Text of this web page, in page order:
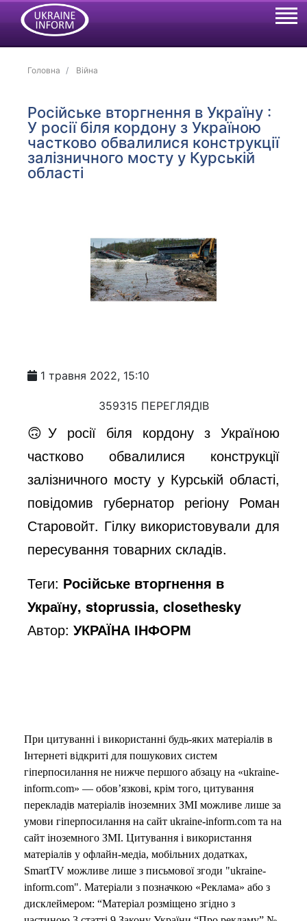
Головна Війна
Російське вторгнення в Україну :
У росії біля кордону з Україною
частково обвалилися конструкції
залізничного мосту у Курській
області
1 травня 2022, 15:10
359315 ПЕРЕГЛЯДІВ
🙃У росії біля кордону з Україною
частково обвалилися конструкції
залізничного мосту у Курській області,
повідомив губернатор регіону Роман
Старовойт. Гілку використовували для
пересування товарних складів.
Теги: Російське вторгнення в
Україну, stoprussia, closethesky
Автор:УКРАЇНА ІНФОРМ
При цитуванні і використанні будь-яких матеріалів в
Інтернеті відкриті для пошукових систем
гіперпосилання не нижче першого абзацу на «ukraine-
inform.com» — обов’язкові, крім того, цитування
перекладів матеріалів іноземних ЗМІ можливе лише за
умови гіперпосилання на сайт ukraine-inform.com та на
сайт іноземного ЗМІ. Цитування і використання
матеріалів у офлайн-медіа, мобільних додатках,
SmartTV можливе лише з письмової згоди "ukraine-
inform.com". Матеріали з позначкою «Реклама» або з
дисклеймером: “Матеріал розміщено згідно з